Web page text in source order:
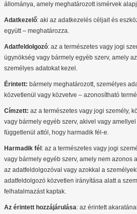
állománya, amely meghatározott ismérvek
Adatkezelő: aki az adatkezelés céljait és
együtt – meghatározza.
Adatfeldolgozó: az a természetes vagy jogi
ügynökség vagy bármely egyéb szerv, amely
személyes adatokat kezel.
Érintett: bármely meghatározott, személyes
közvetlenül vagy közvetve – azonosítható
Címzett: az a természetes vagy jogi személy,
vagy bármely egyéb szerv, akivel vagy
függetlenül attól, hogy harmadik fél-e.
Harmadik fél : az a természetes vagy jogi
vagy bármely egyéb szerv, amely nem azonos
az adatfeldolgozóval vagy azokkal a
adatfeldolgozó közvetlen irányítása alatt a
felhatalmazást kaptak.
Az érintett hozzájárulása: az érintett